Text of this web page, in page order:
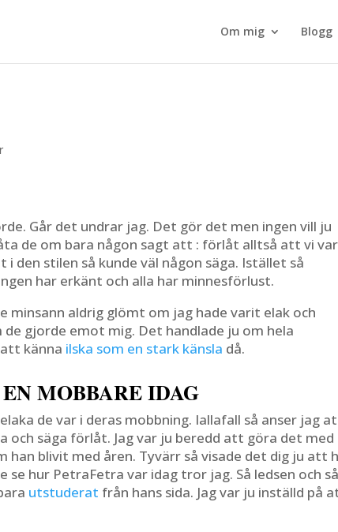
Om mig Blogg
Går det undrar jag. Det gör det men ingen vill ju
de om bara någon sagt att : förlåt alltså att vi var
stilen så kunde väl någon säga. Istället så
har erkänt och alla har minnesförlust.
minsann aldrig glömt om jag hade varit elak och
gjorde emot mig. Det handlade ju om hela
känna ilska som en stark känsla då.
MOBBARE IDAG
de var i deras mobbning. Iallafall så anser jag
säga förlåt. Jag var ju beredd att göra det med
han blivit med åren. Tyvärr så visade det dig ju att
hur PetraFetra var idag tror jag. Så ledsen och
utstuderat från hans sida. Jag var ju inställd på